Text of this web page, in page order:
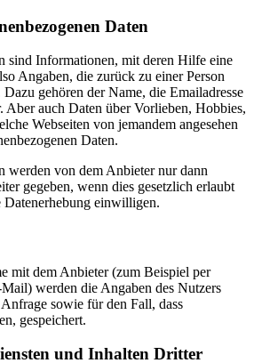
Daten
sind Informationen, mit deren Hilfe eine
Angaben, die zurück zu einer Person
gehören der Name, die Emailadresse
Aber auch Daten über Vorlieben, Hobbies,
Webseiten von jemandem angesehen
Daten.
werden von dem Anbieter nur dann
gegeben, wenn dies gesetzlich erlaubt
einwilligen.
mit dem Anbieter (zum Beispiel per
werden die Angaben des Nutzers
sowie für den Fall, dass
gespeichert.
und Inhalten Dritter